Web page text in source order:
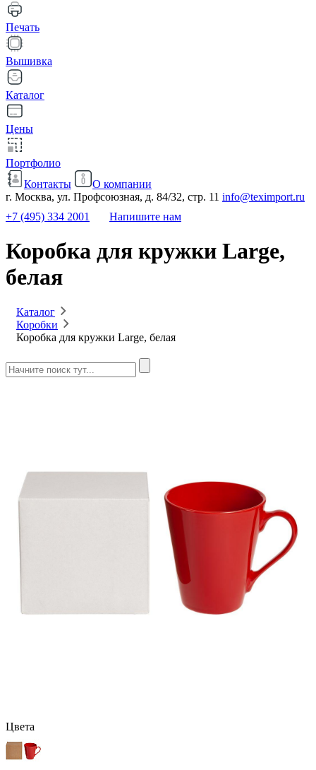
Печать
Вышивка
Каталог
Цены
Портфолио
Контакты
О компании
г. Москва, ул. Профсоюзная, д. 84/32, стр. 11 info@teximport.ru
+7 (495) 334 2001
Напишите нам
Коробка для кружки Large,
белая
Каталог
Коробки
Коробка для кружки Large, белая
Цвета